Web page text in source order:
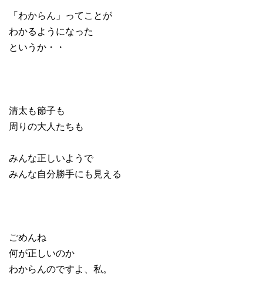
「わからん」ってことが
わかるようになった
というか・・
清太も節子も
周りの大人たちも
みんな正しいようで
みんな自分勝手にも見える
ごめんね
何が正しいのか
わからんのですよ、私。